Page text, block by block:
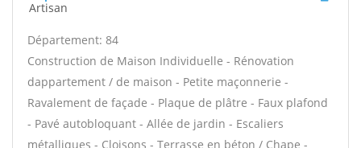
Artisan
Département: 84
Construction de Maison Individuelle - Rénovation
dappartement / de maison - Petite maçonnerie -
Ravalement de façade - Plaque de plâtre - Faux plafond
- Pavé autobloquant - Allée de jardin - Escaliers
métalliques - Cloisons - Terrasse en béton / Chape -